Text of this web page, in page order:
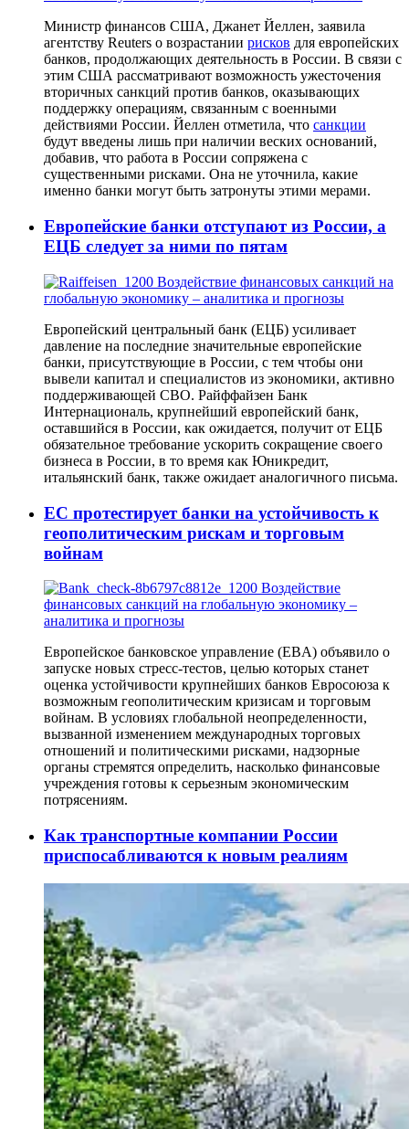
Министр финансов США, Джанет Йеллен, заявила
агентству Reuters о возрастании рисков для европейских
банков, продолжающих деятельность в России. В связи с
этим США рассматривают возможность ужесточения
вторичных санкций против банков, оказывающих
поддержку операциям, связанным с военными
действиями России. Йеллен отметила, что санкции
будут введены лишь при наличии веских оснований,
добавив, что работа в России сопряжена с
существенными рисками. Она не уточнила, какие
именно банки могут быть затронуты этими мерами.
Европейские банки отступают из России, а
ЕЦБ следует за ними по пятам
Европейский центральный банк (ЕЦБ) усиливает
давление на последние значительные европейские
банки, присутствующие в России, с тем чтобы они
вывели капитал и специалистов из экономики, активно
поддерживающей СВО. Райффайзен Банк
Интернациональ, крупнейший европейский банк,
оставшийся в России, как ожидается, получит от ЕЦБ
обязательное требование ускорить сокращение своего
бизнеса в России, в то время как Юникредит,
итальянский банк, также ожидает аналогичного письма.
ЕС протестирует банки на устойчивость к
геополитическим рискам и торговым
войнам
Европейское банковское управление (EBA) объявило о
запуске новых стресс-тестов, целью которых станет
оценка устойчивости крупнейших банков Евросоюза к
возможным геополитическим кризисам и торговым
войнам. В условиях глобальной неопределенности,
вызванной изменением международных торговых
отношений и политическими рисками, надзорные
органы стремятся определить, насколько финансовые
учреждения готовы к серьезным экономическим
потрясениям.
Как транспортные компании России
приспосабливаются к новым реалиям